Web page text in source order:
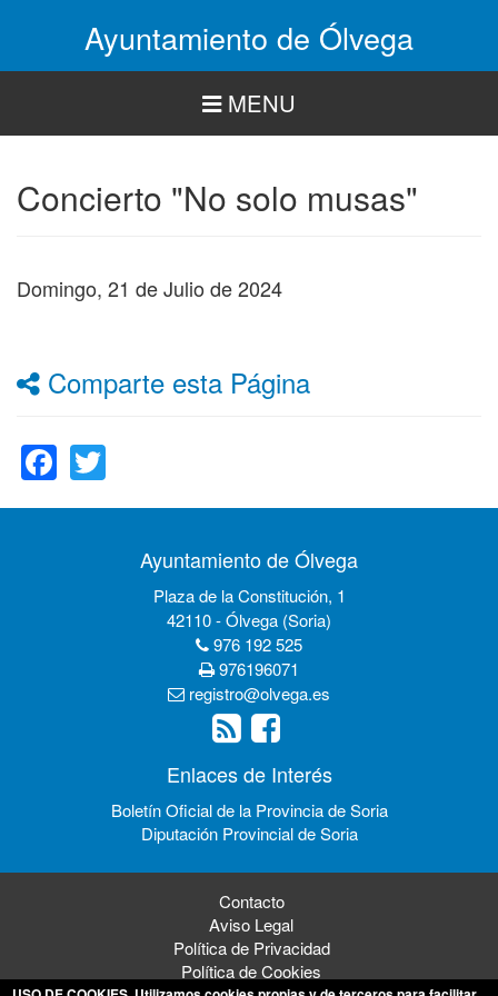
Ayuntamiento de Ólvega
MENU
Concierto "No solo musas"
Domingo, 21 de Julio de 2024
Comparte esta Página
Facebook
Ayuntamiento de Ólvega
Plaza de la Constitución, 1
42110 - Ólvega (Soria)
976 192 525
976196071
registro@olvega.es
Enlaces de Interés
Boletín Oficial de la Provincia de Soria
Diputación Provincial de Soria
Contacto
Aviso Legal
Política de Privacidad
Política de Cookies